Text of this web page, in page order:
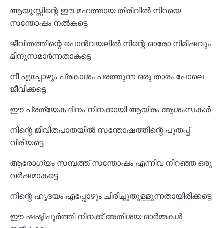
ആയുസ്സിന്റെ ഈ മഹത്തായ തിരിവിൽ നിറയെ
സന്തോഷം നൽകട്ടെ
ജീവിതത്തിന്റെ പൊൻവയലിൽ നിന്റെ ഓരോ നിമിഷവും
മിനുസമാർന്നതാകട്ടെ
നീ എപ്പോഴും പ്രകാശം പരത്തുന്ന ഒരു താരം പോലെ
ജീവിക്കട്ടെ
ഈ പ്രത്യേക ദിനം നിനക്കായി ആയിരം ആശംസകൾ
നിന്റെ ജീവിതപാതയിൽ സന്തോഷത്തിന്റെ പുതപ്പ്
വിരിയട്ടെ
ആരോഗ്യം സമ്പത്ത് സന്തോഷം എന്നിവ നിറഞ്ഞ ഒരു
വർഷമാകട്ടെ
നിന്റെ ഹൃദയം എപ്പോഴും ചിരിച്ചുതുള്ളുന്നതായിരിക്കട്ടെ
ഈ ഷഷ്ടിപൂർത്തി നിനക്ക് അതിശയ ഓർമ്മകൾ